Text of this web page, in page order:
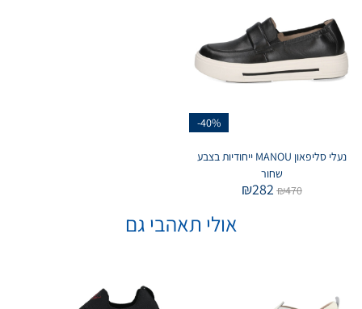
-40%
נעלי סליפאון MANOU ייחודיות בצבע
שחור
₪470
₪282
אולי תאהבי גם